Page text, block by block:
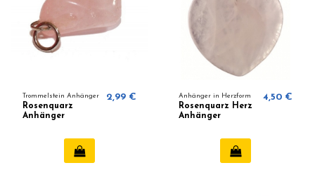
Trommelstein Anhänger
Rosenquarz
Anhänger
2,99 € Anhänger in Herzform
Rosenquarz Herz
Anhänger
4,50 €